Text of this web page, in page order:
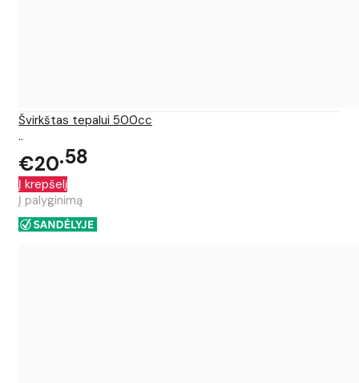
Švirkštas tepalui 500cc
..
€20 58
Į krepšelį
Į palyginimą